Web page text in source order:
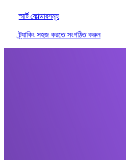
স্মার্ট ফোল্ডারসমূহ
ট্র্যাকিং সহজ করতে সংগঠিত করুন